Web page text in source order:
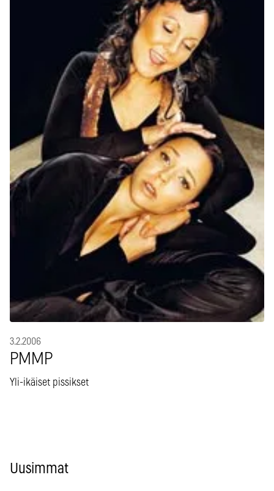
3.2.2006
PMMP
Yli-ikäiset pissikset
Uusimmat